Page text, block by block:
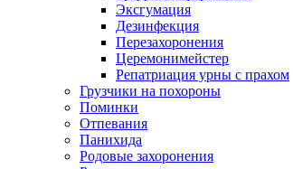
Эксгумация
Дезинфекция
Перезахоронения
Церемонимейстер
Репатриация урны с прахом
Грузчики на похороны
Поминки
Отпевания
Панихида
Родовые захоронения